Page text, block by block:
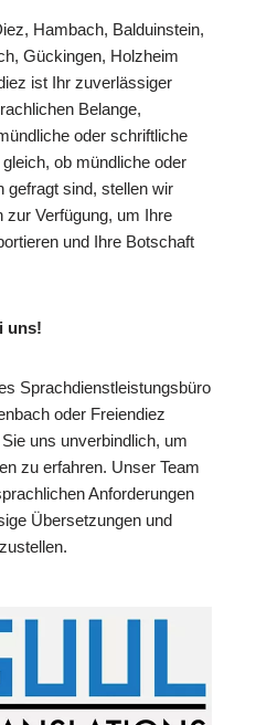
Hambach, Balduinstein,
Gückingen, Holzheim
ist Ihr zuverlässiger
Belange,
oder schriftliche
ob mündliche oder
gefragt sind, stellen wir
zur Verfügung, um Ihre
und Ihre Botschaft
uns!
Sprachdienstleistungsbüro
oder Freiendiez
uns unverbindlich, um
zu erfahren. Unser Team
Anforderungen
Übersetzungen und